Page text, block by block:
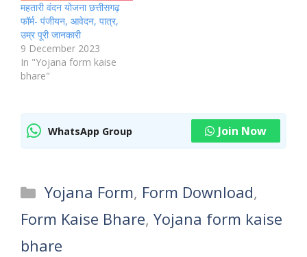
महतारी वंदन योजना छत्तीसगढ़
फॉर्म- पंजीयन, आवेदन, पात्र,
उम्र पूरी जानकारी
9 December 2023
In "Yojana form kaise
bhare"
WhatsApp Group Join Now
Categories
Yojana Form, Form Download,
Form Kaise Bhare, Yojana form kaise
bhare